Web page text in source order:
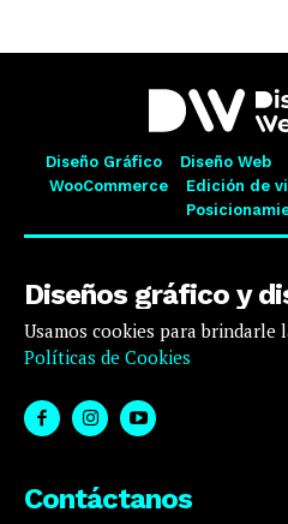
Diseño Gráfico Diseño Web
WooCommerce
Edición de
Diseños gráfico y
Usamos cookies para brindarle
Políticas de Cookies
Contáctanos